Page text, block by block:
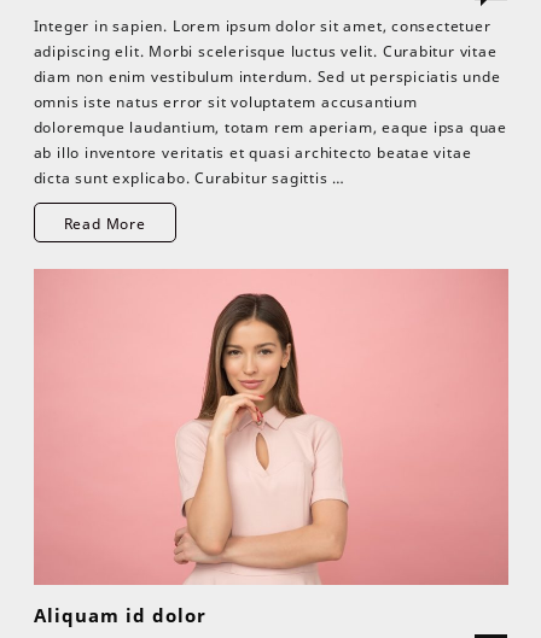
Integer in sapien. Lorem ipsum dolor sit amet, consectetuer
adipiscing elit. Morbi scelerisque luctus velit. Curabitur vitae
diam non enim vestibulum interdum. Sed ut perspiciatis unde
omnis iste natus error sit voluptatem accusantium
doloremque laudantium, totam rem aperiam, eaque ipsa quae
ab illo inventore veritatis et quasi architecto beatae vitae
dicta sunt explicabo. Curabitur sagittis …
Read More
Aliquam id dolor